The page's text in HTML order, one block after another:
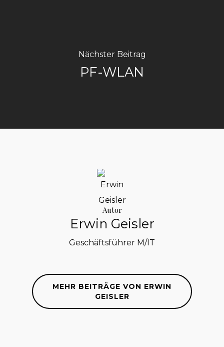
Nächster Beitrag
PF-WLAN
Autor
Erwin Geisler
Geschäftsführer M/IT
MEHR BEITRÄGE VON ERWIN
GEISLER